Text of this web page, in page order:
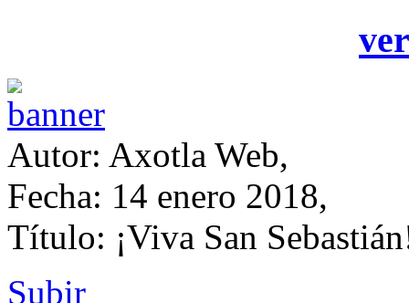
Autor: Axotla Web,
Fecha: 14 enero 2018,
Título: ¡Viva San
Subir